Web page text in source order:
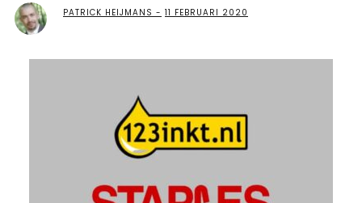
PATRICK HEIJMANS 11 FEBRUARI 2020